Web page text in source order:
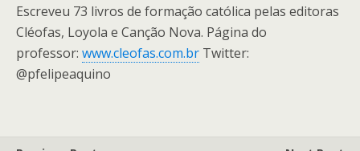
Escreveu 73 livros de formação católica pelas editoras
Cléofas, Loyola e Canção Nova. Página do
professor: www.cleofas.com.br Twitter:
@pfelipeaquino